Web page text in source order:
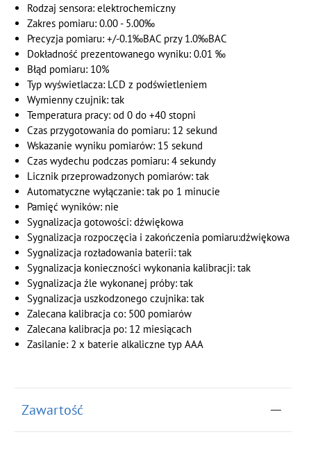
Rodzaj sensora: elektrochemiczny
Zakres pomiaru: 0.00 - 5.00‰
Precyzja pomiaru: +/-0.1‰BAC przy 1.0‰BAC
Dokładność prezentowanego wyniku: 0.01 ‰
Błąd pomiaru: 10%
Typ wyświetlacza: LCD z podświetleniem
Wymienny czujnik: tak
Temperatura pracy: od 0 do +40 stopni
Czas przygotowania do pomiaru: 12 sekund
Wskazanie wyniku pomiarów: 15 sekund
Czas wydechu podczas pomiaru: 4 sekundy
Licznik przeprowadzonych pomiarów: tak
Automatyczne wyłączanie: tak po 1 minucie
Pamięć wyników: nie
Sygnalizacja gotowości: dźwiękowa
Sygnalizacja rozpoczęcia i zakończenia pomiaru:dźwiękowa
Sygnalizacja rozładowania baterii: tak
Sygnalizacja konieczności wykonania kalibracji: tak
Sygnalizacja źle wykonanej próby: tak
Sygnalizacja uszkodzonego czujnika: tak
Zalecana kalibracja co: 500 pomiarów
Zalecana kalibracja po: 12 miesiącach
Zasilanie: 2 x baterie alkaliczne typ AAA
Zawartość